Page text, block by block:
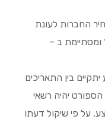
החברות לעונת
2025 שמתחילה ב – 1.5.2025 ומסתיימת ב –
בין התאריכים
מועדון הספורט יהיה רשאי
על פי שיקול דעתו